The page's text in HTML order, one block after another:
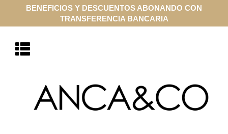
BENEFICIOS Y DESCUENTOS ABONANDO CON
TRANSFERENCIA BANCARIA